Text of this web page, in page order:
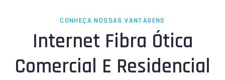
CONHEÇA NOSSAS VANTAGENS
Internet Fibra Ótica
Comercial E Residencial